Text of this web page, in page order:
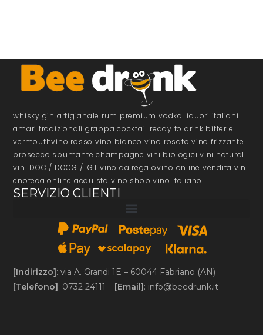
whisky gin artigianale rum premium vodka liquori italiani
amari tradizionali grappa cocktail ready to drink bitter e
vermouthvino rosso vino bianco vino rosato vino frizzante
prosecco spumante champagne vini biologici vini naturali
vini DOC / DOCG / IGT vino da regalovino online vendita vini
enoteca online acquista vino shop vino italiano
SERVIZIO CLIENTI
[Indirizzo]: via A. Grandi 1E – 60044 Fabriano (AN)
[Telefono]: 0732 24111 – [Email]: info@beedrunk.it